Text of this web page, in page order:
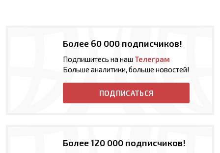
Более 60 000 подписчиков!
Подпишитесь на наш Телеграм
Больше аналитики, больше новостей!
ПОДПИСАТЬСЯ
Более 120 000 подписчиков!